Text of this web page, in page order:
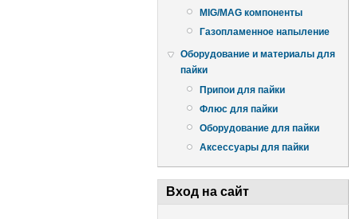
MIG/MAG компоненты
Газопламенное напыление
Оборудование и материалы для
пайки
Припои для пайки
Флюс для пайки
Оборудование для пайки
Аксессуары для пайки
Вход на сайт